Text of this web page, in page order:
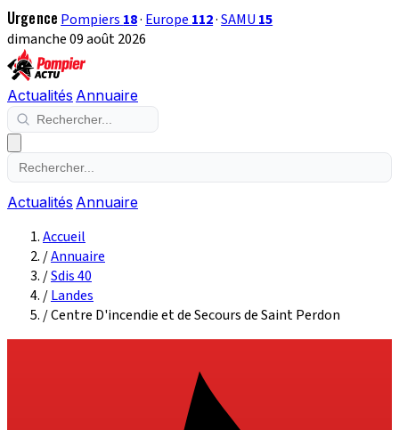
Urgence Pompiers 18· Europe 112·SAMU 15
dimanche 09 août 2026
Actualités Annuaire
Actualités Annuaire
Accueil
/Annuaire
/Sdis 40
/Landes
/Centre D'incendie et de Secours de Saint Perdon